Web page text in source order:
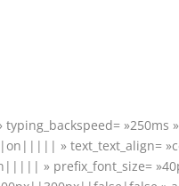
»250ms
» text_text_align=
» prefix_font_size=